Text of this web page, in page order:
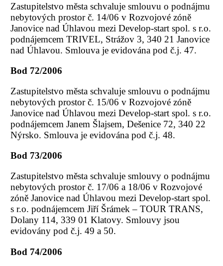
Zastupitelstvo města schvaluje smlouvu o podnájmu
nebytových prostor č. 14/06 v Rozvojové zóně
Janovice nad Úhlavou mezi Develop-start spol. s r.o.
podnájemcem TRIVEL, Strážov 3, 340 21 Janovice
nad Úhlavou. Smlouva je evidována pod č.j. 47.
Bod 72/2006
Zastupitelstvo města schvaluje smlouvu o podnájmu
nebytových prostor č. 15/06 v Rozvojové zóně
Janovice nad Úhlavou mezi Develop-start spol. s r.o.
podnájemcem Janem Šlajsem, Dešenice 72, 340 22
Nýrsko. Smlouva je evidována pod č.j. 48.
Bod 73/2006
Zastupitelstvo města schvaluje smlouvy o podnájmu
nebytových prostor č. 17/06 a 18/06 v Rozvojové
zóně Janovice nad Úhlavou mezi Develop-start spol.
s r.o. podnájemcem Jiří Šrámek – TOUR TRANS,
Dolany 114, 339 01 Klatovy. Smlouvy jsou
evidovány pod č.j. 49 a 50.
Bod 74/2006